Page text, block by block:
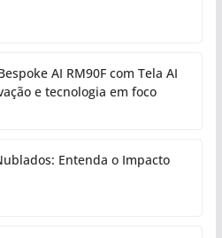
AI RM90F com Tela AI
e tecnologia em foco
Entenda o Impacto